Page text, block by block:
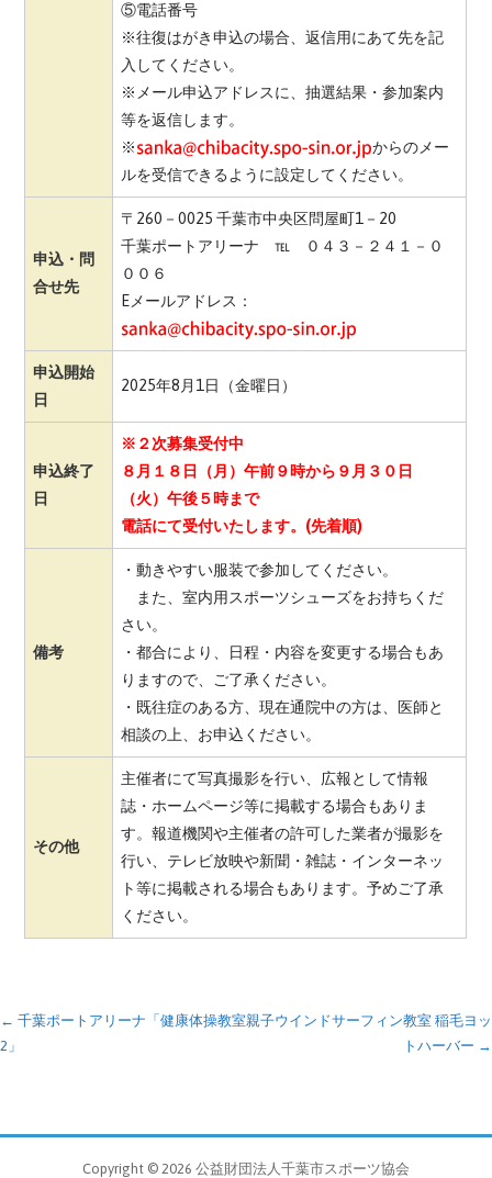
⑤電話番号
※往復はがき申込の場合、返信用にあて先を記
入してください。
※メール申込アドレスに、抽選結果・参加案内
等を返信します。
※
からのメー
ルを受信できるように設定してください。
申込・問
合せ先
〒260－0025 千葉市中央区問屋町1－20
千葉ポートアリーナ ℡ ０４３－２４１－０
００６
Eメールアドレス：
申込開始
日
2025年8月1日（金曜日）
申込終了
日
※２次募集受付中
８月１８日（月）午前９時から９月３０日
（火）午後５時まで
電話にて受付いたします。(先着順)
備考
・動きやすい服装で参加してください。
また、室内用スポーツシューズをお持ちくだ
さい。
・都合により、日程・内容を変更する場合もあ
りますので、ご了承ください。
・既往症のある方、現在通院中の方は、医師と
相談の上、お申込ください。
その他
主催者にて写真撮影を行い、広報として情報
誌・ホームページ等に掲載する場合もありま
す。報道機関や主催者の許可した業者が撮影を
行い、テレビ放映や新聞・雑誌・インターネッ
ト等に掲載される場合もあります。予めご了承
ください。
投
ビ
← 千葉ポートアリーナ「健康体操教室
2」
親子ウインドサーフィン教室 稲毛ヨッ
トハーバー →
Copyright © 2026 公益財団法人千葉市スポーツ協会